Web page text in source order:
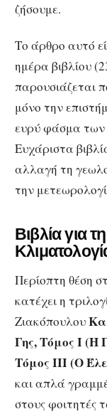
ζήσουμε.
Το άρθρο αυτό
ημέρα βιβλίου
παρουσιάζεται
μόνο την
ευρύ φάσμα των
Ευχάριστα
αλλαγή τη
την
Βιβλία για
Περίοπτη θέση
κατέχει η
Ζιακόπουλου
Γης, Τόμος Ι (Η
Τόμος ΙΙΙ (Ο
και απλά
στους φοιτητές